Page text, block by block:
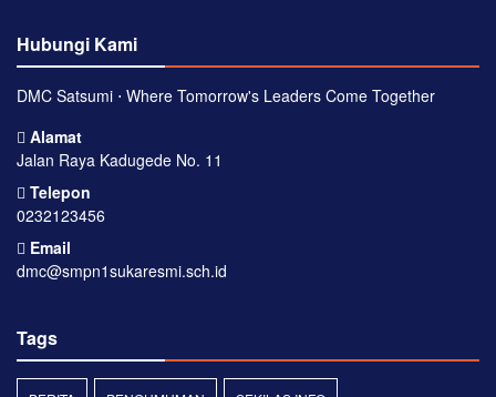
Hubungi Kami
DMC Satsumi ⋅ Where Tomorrow's Leaders Come Together
Alamat
Jalan Raya Kadugede No. 11
Telepon
0232123456
Email
dmc@smpn1sukaresmi.sch.id
Tags